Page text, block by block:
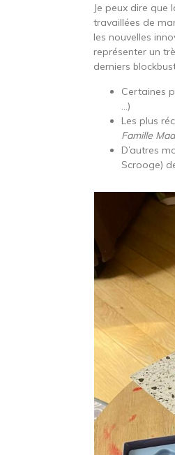
Je peux dire que
travaillées de
les nouvelles
représenter un
derniers
Certaines
…)
Les plus
Famille
D’autres
Scrooge)